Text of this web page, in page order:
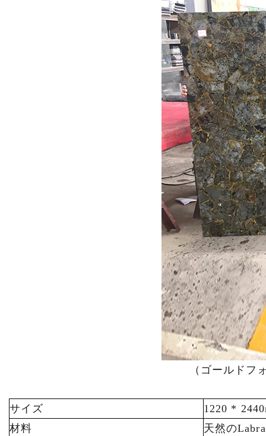
（ゴールドフ
サイズ
1220 *
材料
天然の